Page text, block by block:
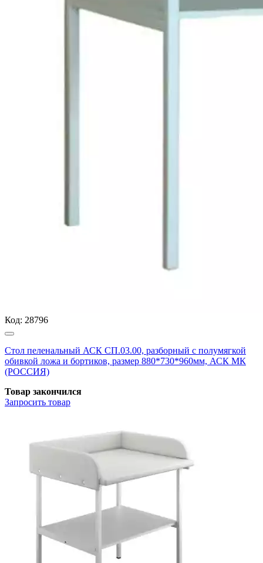
Код: 28796
Стол пеленальный АСК СП.03.00, разборный с полумягкой
обивкой ложа и бортиков, размер 880*730*960мм, АСК МК
(РОССИЯ)
Товар закончился
Запросить товар